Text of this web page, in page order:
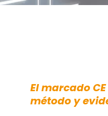
El marcado
método y